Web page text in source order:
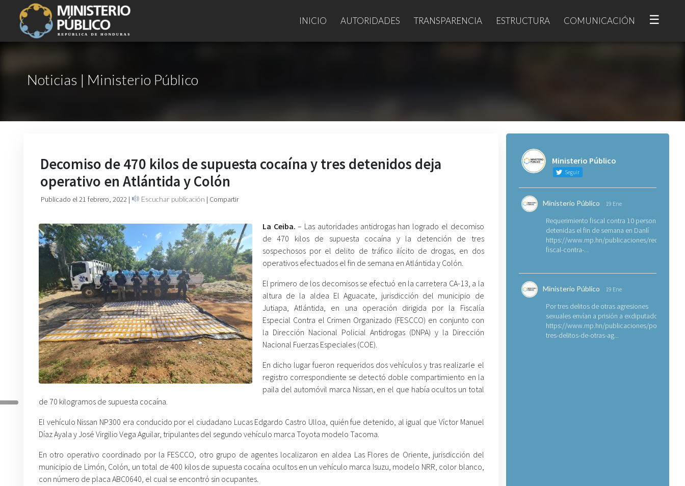
INICIO AUTORIDADES TRANSPARENCIA ESTRUCTURA COMUNICACIÓN ☰
Noticias | Ministerio Público
Decomiso de 470 kilos de supuesta cocaína y tres detenidos deja
operativo en Atlántida y Colón
Publicado el 21 febrero, 2022 | Escuchar publicación | Compartir
La Ceiba. – Las autoridades antidrogas han logrado el decomiso
de 470 kilos de supuesta cocaína y la detención de tres
sospechosos por el delito de tráfico ilícito de drogas, en dos
operativos efectuados el fin de semana en Atlántida y Colón.
El primero de los decomisos se efectuó en la carretera CA-13, a la
altura de la aldea El Aguacate, jurisdicción del municipio de
Jutiapa, Atlántida, en una operación dirigida por la Fiscalía
Especial Contra el Crimen Organizado (FESCCO) en conjunto con
la Dirección Nacional Policial Antidrogas (DNPA) y la Dirección
Nacional Fuerzas Especiales (COE).
En dicho lugar fueron requeridos dos vehículos y tras realizarle el
registro correspondiente se detectó doble compartimiento en la
paila del automóvil marca Nissan, en el que había ocultos un total
de 70 kilogramos de supuesta cocaína.
El vehículo Nissan NP300 era conducido por el ciudadano Lucas Edgardo Castro Ulloa, quién fue detenido, al igual que Víctor Manuel
Díaz Ayala y José Virgilio Vega Aguilar, tripulantes del segundo vehículo marca Toyota modelo Tacoma.
En otro operativo coordinado por la FESCCO, otro grupo de agentes localizaron en aldea Las Flores de Oriente, jurisdicción del
municipio de Limón, Colón, un total de 400 kilos de supuesta cocaína ocultos en un vehículo marca Isuzu, modelo NRR, color blanco,
con número de placa ABC0640, el cual se encontró sin ocupantes.
Ministerio Público
Seguir
Ministerio Público 19 Ene
Requerimiento fiscal contra 10 personas
detenidas el fin de semana en Danlí
https://www.mp.hn/publicaciones/
fiscal-contra-...
Ministerio Público 19 Ene
Por tres delitos de otras agresiones
sexuales envían a prisión a exdiputado
https://www.mp.hn/publicaciones/por-
tres-delitos-de-otras-ag...